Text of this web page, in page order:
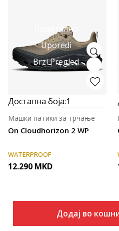
Подетално
Uporedi
Brzi Pregled
Достапна боја:1
On Cloudhorizon 2 WP
Машки патики за трчање
WATERPROOF
12.290 MKD
Додај во